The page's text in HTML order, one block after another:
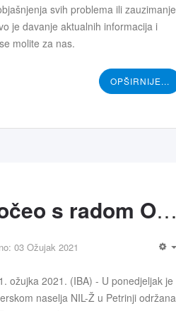
svih problema ili zauzimanje
je davanje aktualnih informacija i
molite za nas.
OPŠIRNIJE...
Započeo s radom OIKOS u Petrinji
03 Ožujak 2021
ožujka 2021. (IBA) - U ponedjeljak je
naselja NIL-Ž u Petrinji održana